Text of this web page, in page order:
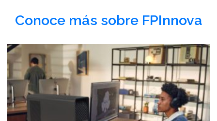
Conoce más sobre FPInnova